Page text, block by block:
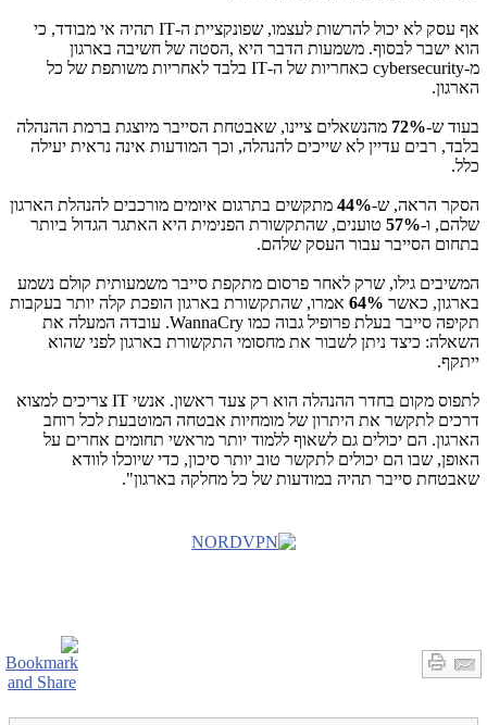
אף עסק לא יכול להרשות לעצמו, שפונקציית ה-IT תהיה אי מבודד, כי
הוא ישבר לבסוף. משמעות הדבר היא ,הסטה של ​​חשיבה בארגון
מ-cybersecurity כאחריות של ה-IT בלבד לאחריות משותפת של כל
הארגון.
בעוד ש-72% מהנשאלים ציינו, שאבטחת הסייבר מיוצגת ברמת ההנהלה
בלבד, רבים עדיין לא שייכים להנהלה, וכך המודעות אינה נראית יעילה
כלל.
הסקר הראה, ש-44% מתקשים בתרגום איומים מורכבים להנהלת הארגון
שלהם, ו-57% טוענים, שהתקשורת הפנימית היא האתגר הגדול ביותר
בתחום הסייבר עבור העסק שלהם.
המשיבים גילו, שרק לאחר פרסום מתקפת סייבר משמעותית קולם נשמע
בארגון, כאשר 64% אמרו, שהתקשורת בארגון הופכת קלה יותר בעקבות
תקיפה סייבר בעלת פרופיל גבוה כמו WannaCry. עובדה המעלה את
השאלה: כיצד ניתן לשבור את מחסומי התקשורת בארגון לפני שהוא
ייתקף.
לתפוס מקום בחדר ההנהלה הוא רק צעד ראשון. אנשי IT צריכים למצוא
דרכים לתקשר את היתרון של מומחיות אבטחה המוטבעת לכל רוחב
הארגון. הם יכולים גם לשאוף ללמוד יותר מראשי תחומים אחרים על
האופן, שבו הם יכולים לתקשר טוב יותר סיכון, כדי שיוכלו לוודא
שאבטחת סייבר תהיה במודעות של כל מחלקה בארגון".